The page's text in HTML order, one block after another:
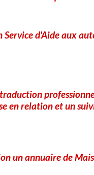
Service d'Aide aux
en relation et un
un annuaire de